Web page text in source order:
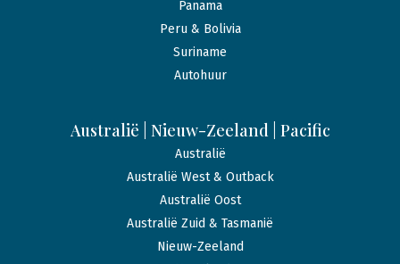
Panama
Peru & Bolivia
Suriname
Autohuur
Australië | Nieuw-Zeeland | Pacific
Australië
Australië West & Outback
Australië Oost
Australië Zuid & Tasmanië
Nieuw-Zeeland